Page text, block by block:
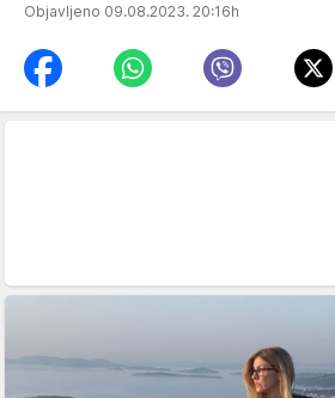
Objavljeno 09.08.2023. 20:16h